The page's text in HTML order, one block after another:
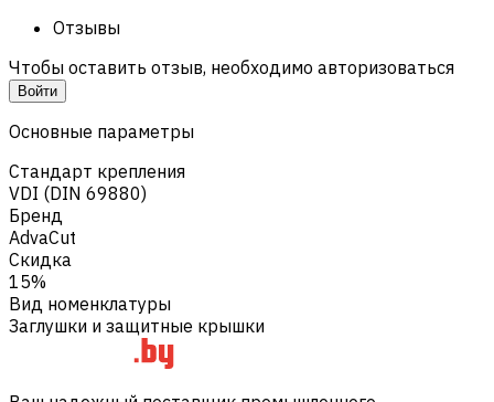
Отзывы
Чтобы оставить отзыв, необходимо авторизоваться
Войти
Основные параметры
Стандарт крепления
VDI (DIN 69880)
Бренд
AdvaCut
Скидка
15%
Вид номенклатуры
Заглушки и защитные крышки